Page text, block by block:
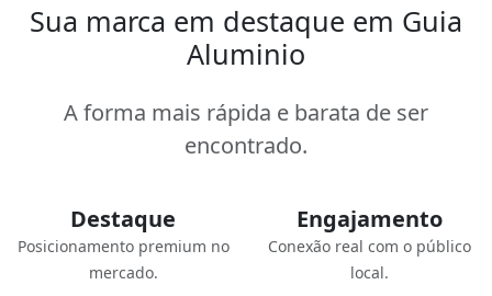
Sua marca em destaque em Guia
Aluminio
A forma mais rápida e barata de ser
encontrado.
Destaque
Posicionamento premium no
mercado.
Engajamento
Conexão real com o público
local.